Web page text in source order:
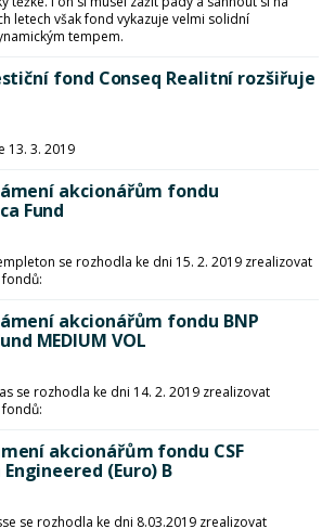
letech však fond vykazuje velmi solidní
tempem.
fond Conseq Realitní rozšiřuje
13. 3. 2019
akcionářům fondu
Fund
se rozhodla ke dni 15. 2. 2019 zrealizovat
fondů:
akcionářům fondu BNP
MEDIUM VOL
se rozhodla ke dni 14. 2. 2019 zrealizovat
akcionářům fondu CSF
(Euro) B
se rozhodla ke dni 8.03.2019 zrealizovat